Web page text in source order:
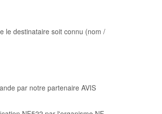
le destinataire soit connu (nom /
par notre partenaire AVIS